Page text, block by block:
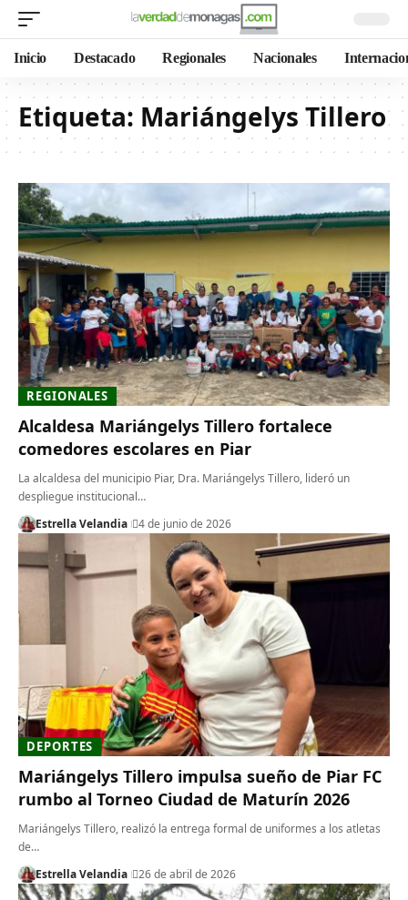
Inicio Destacado Regionales Nacionales
Etiqueta: Mariángelys Tillero
REGIONALES
Alcaldesa Mariángelys Tillero fortalece
comedores escolares en Piar
La alcaldesa del municipio Piar, Dra. Mariángelys Tillero, lideró un
despliegue institucional…
Estrella Velandia
4 de junio de 2026
DEPORTES
Mariángelys Tillero impulsa sueño de Piar FC
rumbo al Torneo Ciudad de Maturín 2026
Mariángelys Tillero, realizó la entrega formal de uniformes a los atletas
de…
Estrella Velandia
26 de abril de 2026